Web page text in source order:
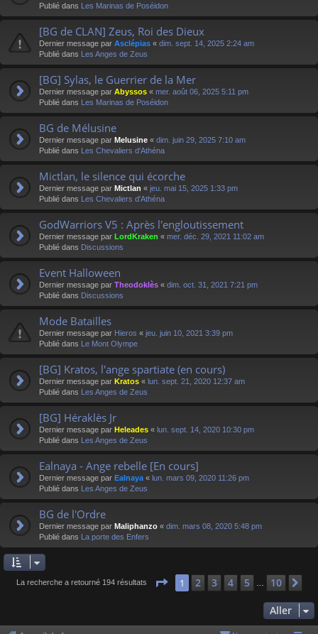
Publié dans Les Marinas de Poséidon
[BG de CLAN] Zeus, Roi des Dieux
Dernier message par Asclépias « dim. sept. 14, 2025 2:24 am
Publié dans Les Anges de Zeus
[BG] Sylas, le Guerrier de la Mer
Dernier message par Abyssos « mer. août 06, 2025 5:11 pm
Publié dans Les Marinas de Poséidon
BG de Mélusine
Dernier message par Melusine « dim. juin 29, 2025 7:10 am
Publié dans Les Chevaliers d'Athéna
Mictlan, le silence qui écorche
Dernier message par Mictlan « jeu. mai 15, 2025 1:33 pm
Publié dans Les Chevaliers d'Athéna
GodWarriors V5 : Après l'engloutissement
Dernier message par LordKraken « mer. déc. 29, 2021 11:02 am
Publié dans Discussions
Event Halloween
Dernier message par Theodoklès « dim. oct. 31, 2021 7:21 pm
Publié dans Discussions
Mode Batailles
Dernier message par Hieros « jeu. juin 10, 2021 3:39 pm
Publié dans Le Mont Olympe
[BG] Kratos, l'ange spartiate (en cours)
Dernier message par Kratos « lun. sept. 21, 2020 12:37 am
Publié dans Les Anges de Zeus
[BG] Héraklès Jr
Dernier message par Heleades « lun. sept. 14, 2020 10:30 pm
Publié dans Les Anges de Zeus
Ealnaya - Ange rebelle [En cours]
Dernier message par Ealnaya « lun. mars 09, 2020 11:26 pm
Publié dans Les Anges de Zeus
BG de l'Ordre
Dernier message par Maliphanzo « dim. mars 08, 2020 5:48 pm
Publié dans La porte des Enfers
La recherche a retourné 194 résultats Page 1sur 10
1 2 3 4 5 10
Aller